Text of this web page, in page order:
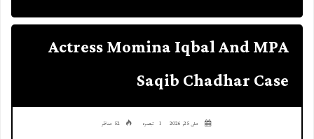
Actress Momina Iqbal And MPA
Saqib Chadhar Case
مئی 25, 2026 1 تبصرہ 52 مناظر